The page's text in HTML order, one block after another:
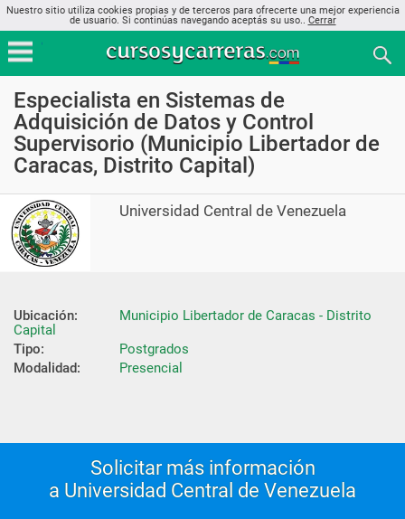
Nuestro sitio utiliza cookies propias y de terceros para ofrecerte una mejor experiencia
de usuario. Si continúas navegando aceptás su uso.. Cerrar
Especialista en Sistemas de
Adquisición de Datos y Control
Supervisorio (Municipio Libertador de
Caracas, Distrito Capital)
Universidad Central de Venezuela
Ubicación:
Municipio Libertador de Caracas - Distrito
Capital
Tipo:
Postgrados
Modalidad:
Presencial
Solicitar más información
a Universidad Central de Venezuela